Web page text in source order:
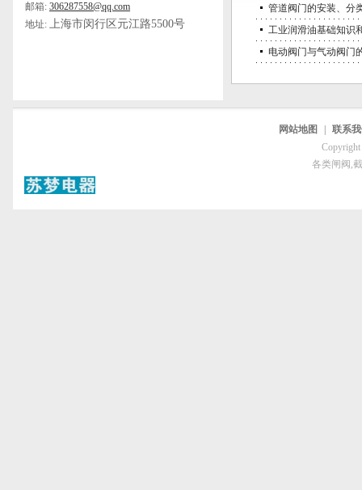
邮箱: 306287558@qq.com
地址: 上海市闵行区元江路5500号
管道阀门的安装、分
工业润滑油基础知识
电动阀门与气动阀门
网站地图
联系
各类闸阀,